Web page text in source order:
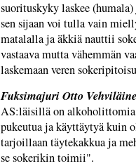
suorituskyky laskee
sen sijaan voi tulla vain
matalalla ja äkkiä nauttii
vastaava mutta vähemmän
laskemaan veren
Fuksimajuri Otto
AS:läisillä on alkoholittomia
pukeutua ja käyttäytyä kuin
tarjoillaan täytekakkua ja
se sokerikin toimii".